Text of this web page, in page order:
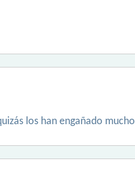
los han engañado mucho